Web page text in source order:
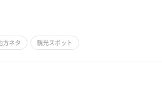
方ネタ 観光スポット